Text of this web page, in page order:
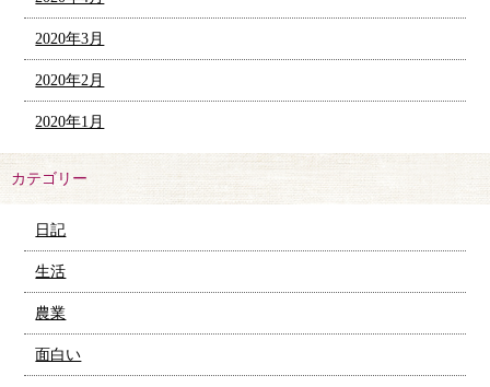
2020年3月
2020年2月
2020年1月
カテゴリー
日記
生活
農業
面白い